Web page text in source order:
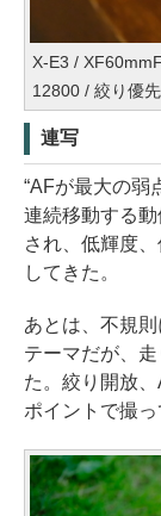
X-E3 /
12800 / 絞り優
連写
“AFが最大の弱
連続移動する
され、低輝度
してきた。
あとは、不規
テーマだが、
た。絞り開放
ポイントで撮っ